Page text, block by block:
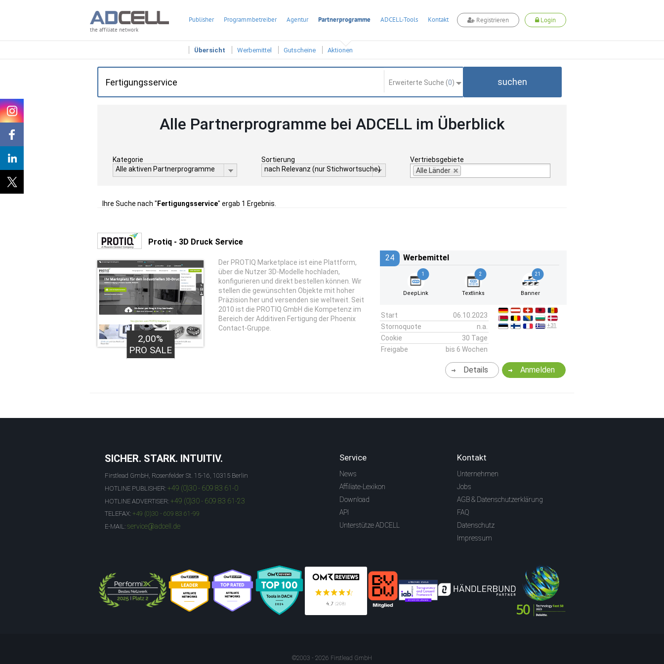
the affiliate network
Publisher Programmbetreiber Agentur Partnerprogramme ADCELL-Tools Kontakt Registrieren Login
Übersicht Werbemittel Gutscheine Aktionen
Erweiterte Suche (0) suchen
Alle Partnerprogramme bei ADCELL im Überblick
Kategorie
Alle aktiven Partnerprogramme
Sortierung
nach Relevanz (nur Stichwortsuche)
Vertriebsgebiete
Alle Länder
Ihre Suche nach " Fertigungsservice" ergab 1 Ergebnis.
Protiq - 3D Druck Service
2,00%
PRO SALE
Der PROTIQ Marketplace ist eine Plattform,
über die Nutzer 3D-Modelle hochladen,
konfigurieren und direkt bestellen können. Wir
stellen die gewünschten Objekte mit hoher
Präzision her und versenden sie weltweit. Seit
2010 ist die PROTIQ GmbH die Kompetenz im
Bereich der Additiven Fertigung der Phoenix
Contact-Gruppe.
24 Werbemittel
1
DeepLink
2
Textlinks
21
Banner
Start
06.10.2023
Stornoquote
n.a.
Cookie
30 Tage
Freigabe
bis 6 Wochen
+31
Anmelden
Details
SICHER. STARK. INTUITIV.
Firstlead GmbH, Rosenfelder St. 15-16, 10315 Berlin
HOTLINE PUBLISHER: +49 (0)30 - 609 83 61-0
HOTLINE ADVERTISER: +49 (0)30 - 609 83 61-23
TELEFAX: +49 (0)30 - 609 83 61-99
E-MAIL: service@adcell.de
Service
News
Affiliate-Lexikon
Download
API
Unterstütze ADCELL
Kontakt
Unternehmen
Jobs
AGB & Datenschutzerklärung
FAQ
Datenschutz
Impressum
©2003 - 2026 Firstlead GmbH